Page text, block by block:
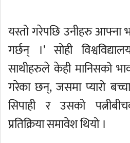
यस्तो गरेपछि उनीहरु आफ्ना
गर्छन् ।’ सोही
साथीहरुले केही मानिसको
गरेका छन्, जसमा प्यारो
सिपाही र उसको
प्रतिक्रिया समावेश थियो ।